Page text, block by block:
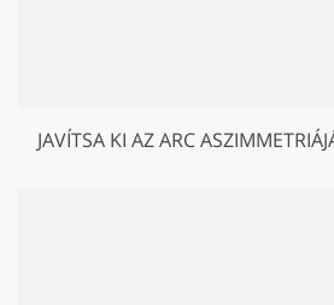
JAVÍTSA KI AZ ARC